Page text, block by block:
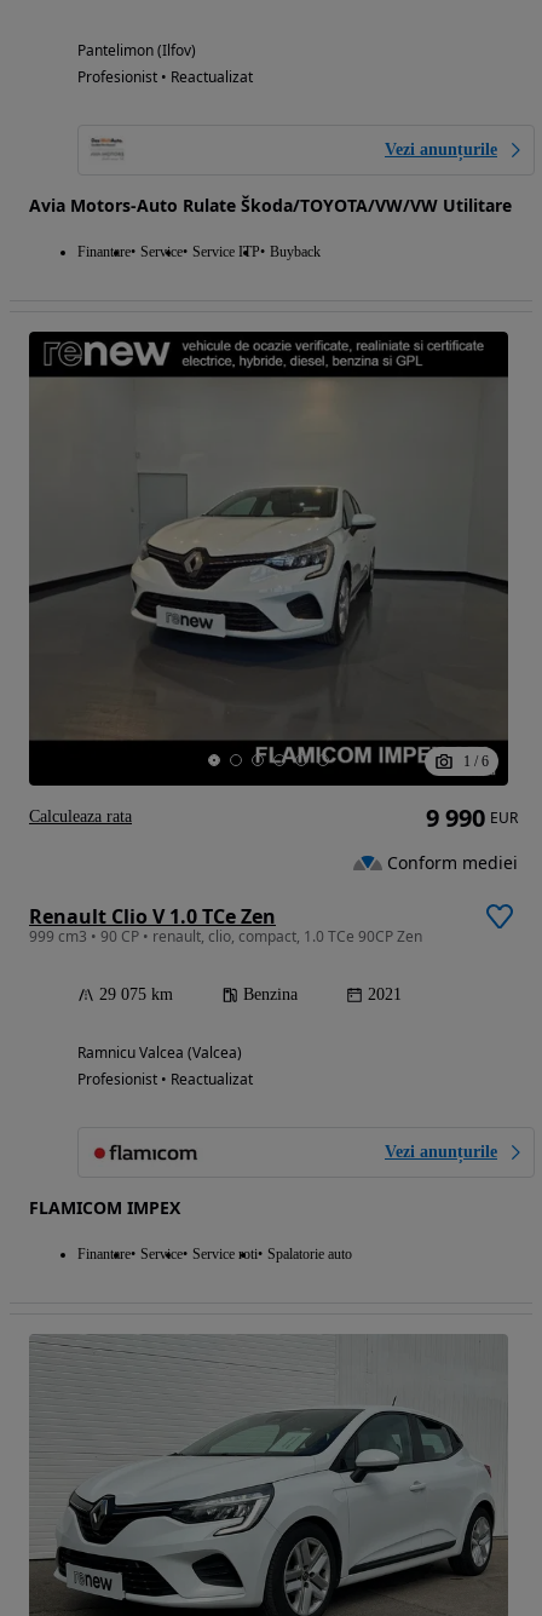
Pantelimon (Ilfov)
Profesionist • Reactualizat
Vezi anunțurile
Avia Motors-Auto Rulate Škoda/TOYOTA/VW/VW Utilitare
Finantare Service Service ITP Buyback
1 / 6
Renault Clio V 1.0 TCe Zen
999 cm3 • 90 CP • renault, clio, compact, 1.0 TCe 90CP Zen
29 075 km Benzina 2021
Ramnicu Valcea (Valcea)
Profesionist • Reactualizat
Vezi anunțurile
FLAMICOM IMPEX
Finantare Service Service roti Spalatorie auto
9 990 EUR
Conform mediei
Calculeaza rata